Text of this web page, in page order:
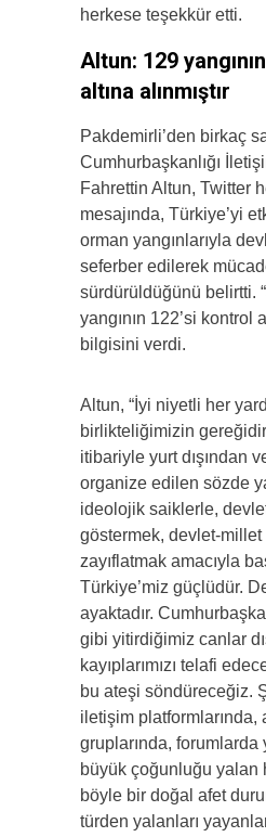
herkese teşekkür etti.
Altun: 129
altına alınmıştır
Pakdemirli’den birkaç
Cumhurbaşkanlığı
Fahrettin Altun, Twitter
mesajında, Türkiye’yi
orman yangınlarıyla
seferber edilerek
sürdürüldüğünü belirtti.
yangının 122’si kontrol
bilgisini verdi.
Altun, “İyi niyetli her
birlikteliğimizin
itibariyle yurt dışından
organize edilen sözde
ideolojik saiklerle,
göstermek, devlet-
zayıflatmak amacıyla
Türkiye’miz güçlüdür.
ayaktadır.
gibi yitirdiğimiz canlar
kayıplarımızı telafi
bu ateşi söndüreceğiz.
iletişim platformlarında,
gruplarında, forumlarda
büyük çoğunluğu yalan
böyle bir doğal afet
türden yalanları